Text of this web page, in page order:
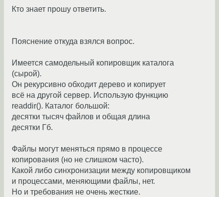
Кто знает прошу ответить.
Пояснение откуда взялся вопрос.
Имеется самодельный копировщик каталога
(сырой).
Он рекурсивно обходит дерево и копирует
всё на другой сервер. Использую функцию
readdir(). Каталог большой:
десятки тысяч файлов и общая длина
десятки Гб.
Файлы могут меняться прямо в процессе
копирования (но не слишком часто).
Какой либо синхронизации между копировщиком
и процессами, меняющими файлы, нет.
Но и требования не очень жесткие.